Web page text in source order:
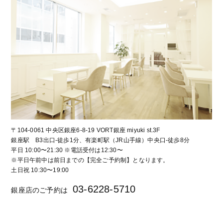
〒104-0061 中央区銀座6-8-19 VORT銀座 miyuki st.3F
銀座駅 B3出口-徒歩1分、有楽町駅（JR山手線）中央口-徒歩8分
平日 10:00〜21:30 ※電話受付は12:30〜
※平日午前中は前日までの【完全ご予約制】となります。
土日祝 10:30〜19:00
銀座店のご予約は 03-6228-5710